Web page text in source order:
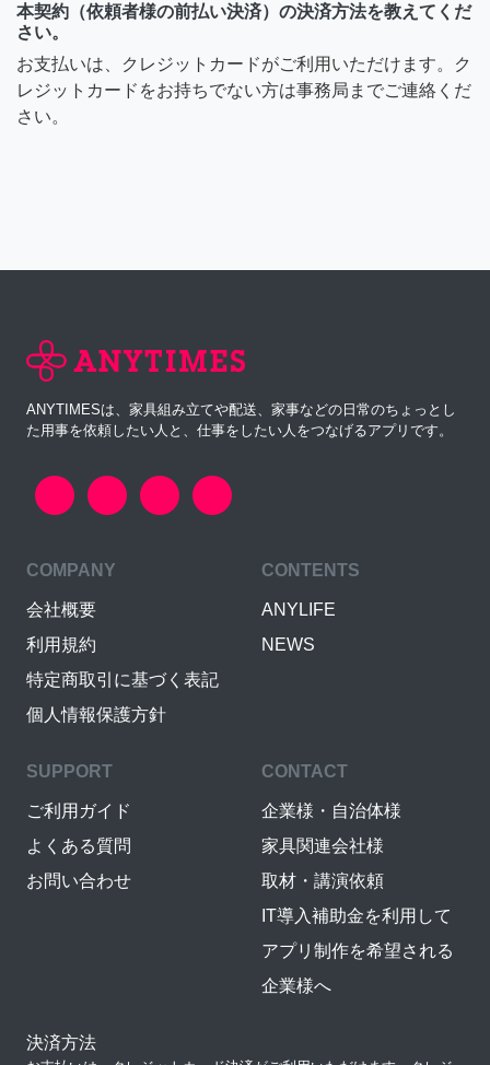
本契約（依頼者様の前払い決済）の決済方法を教えてくだ
さい。
お支払いは、クレジットカードがご利用いただけます。ク
レジットカードをお持ちでない方は事務局までご連絡くだ
さい。
ANYTIMESは、家具組み立てや配送、家事などの日常のちょっとし
た用事を依頼したい人と、仕事をしたい人をつなげるアプリです。
COMPANY
会社概要
利用規約
特定商取引に基づく表記
個人情報保護方針
CONTENTS
ANYLIFE
NEWS
SUPPORT
ご利用ガイド
よくある質問
お問い合わせ
CONTACT
企業様・自治体様
家具関連会社様
取材・講演依頼
IT導入補助金を利用して
アプリ制作を希望される
企業様へ
決済方法